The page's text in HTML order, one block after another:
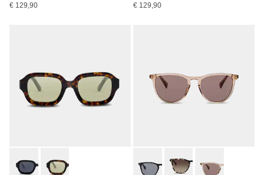
€ 129,90
€ 129,90